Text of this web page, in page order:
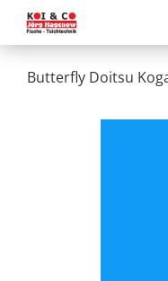
Butterfly Doitsu